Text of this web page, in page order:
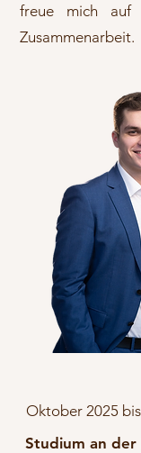
freue mich auf
Zusammenarbeit.
Oktober 2025
Studium an